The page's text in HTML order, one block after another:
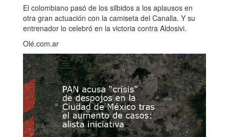
El colombiano pasó de los silbidos a los aplausos en
otra gran actuación con la camiseta del Canalla. Y su
entrenador lo celebró en la victoria contra Aldosivi.
Olé.com.ar